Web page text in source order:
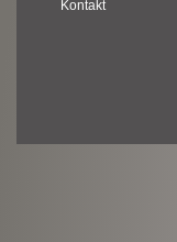
Kontakt